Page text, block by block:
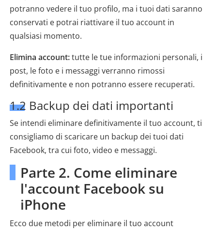
potranno vedere il tuo profilo, ma i tuoi dati saranno
conservati e potrai riattivare il tuo account in
qualsiasi momento.
Elimina account:tutte le tue informazioni personali, i
post, le foto e i messaggi verranno rimossi
definitivamente e non potranno essere recuperati.
1.2 Backup dei dati importanti
Se intendi eliminare definitivamente il tuo account, ti
consigliamo di scaricare un backup dei tuoi dati
Facebook, tra cui foto, video e messaggi.
Parte 2. Come eliminare
l'account Facebook su
iPhone
Ecco due metodi per eliminare il tuo account